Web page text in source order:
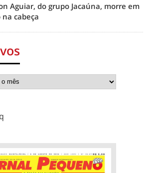
Aguiar, do grupo Jacaúna, morre em
cabeça